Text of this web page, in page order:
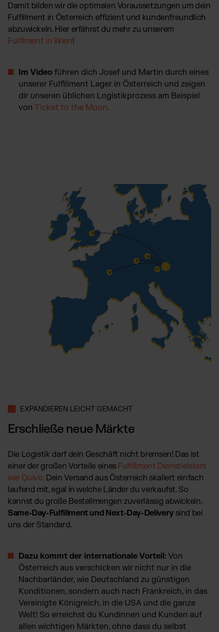
Damit bilden wir die optimalen Voraussetzungen um dein
Fulfillment in Österreich effizient und kundenfreundlich
abzuwickeln. Hier erfährst du mehr zu unserem
Fulfllment in Wien!
Im Video führen dich Josef und Martin durch eines
unserer Fulfillment Lager in Österreich und zeigen
dir unseren üblichen Logistikprozess am Beispiel
von Ticket to the Moon.
EXPANDIEREN LEICHT GEMACHT
Erschließe neue Märkte
Die Logistik darf dein Geschäft nicht bremsen! Das ist
einer der großen Vorteile eines Fulfillment Dienstleisters
wie Quivo.Dein Versand aus Österreich skaliert einfach
laufend mit, egal in welche Länder du verkaufst. So
kannst du große Bestellmengen zuverlässig abwickeln.
Same-Day-Fulfillment und Next-Day-Deliverysind bei
uns der Standard.
Dazu kommt der internationale Vorteil: Von
Österreich aus verschicken wir nicht nur in die
Nachbarländer, wie Deutschland zu günstigen
Konditionen, sondern auch nach Frankreich, in das
Vereinigte Königreich, in die USA und die ganze
Welt! So erreichst du Kundinnen und Kunden auf
allen wichtigen Märkten, ohne dass du selbst